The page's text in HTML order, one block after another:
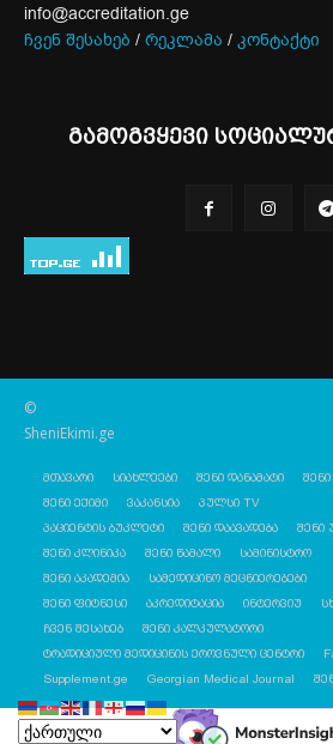
info@accreditation.ge
ჩვენ შესახებ / რეკლამა / კონტაქტი
გამოგვყევი
©
SheniEkimi.ge
მთავარი სიახლეები შენი დანამატი
შენი ექიმი
ვაკანსია
პულსი TV
პაციენტის ბუკლეტი
შენი დაავადება
შენი
შენი კლინიკა
შენი წამალი
სამინისტრო
შენი აკადემია
სამედიცინო მეცნიერებები
შენი ფიტნესი
აკრედიტაცია ინტერვიუ
ჩვენ შესახებ
შენი კალკულატორი
ტრადიციული მედიცინის ეროვნული ცენტრი
Supplement.ge
Georgian Medical Journal